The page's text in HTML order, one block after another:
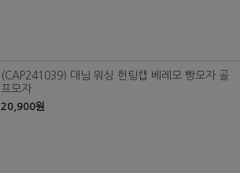
(CAP241039) 대님 워싱 헌팅캡 베레모 빵모자 골
프모자
20,900원